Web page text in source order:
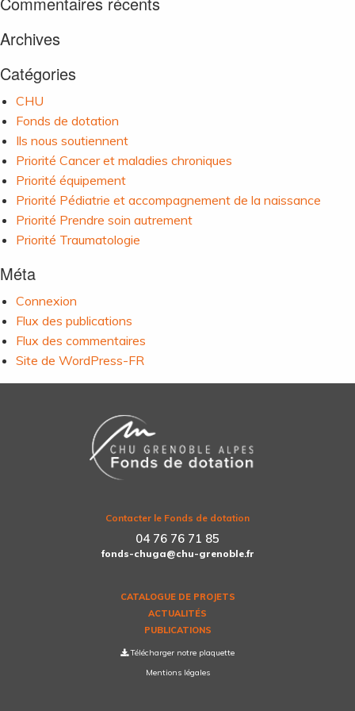
Archives
Catégories
CHU
Fonds de dotation
Ils nous soutiennent
Priorité Cancer et maladies chroniques
Priorité équipement
Priorité Pédiatrie et accompagnement de la naissance
Priorité Prendre soin autrement
Priorité Traumatologie
Méta
Connexion
Flux des publications
Flux des commentaires
Site de WordPress-FR
Contacter le Fonds de dotation
04 76 76 71 85
fonds-chuga@chu-grenoble.fr
CATALOGUE DE PROJETS
ACTUALITÉS
PUBLICATIONS
Télécharger notre plaquette
Mentions légales